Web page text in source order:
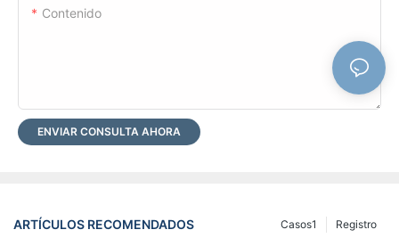
Contenido
ENVIAR CONSULTA AHORA
ARTÍCULOS RECOMENDADOS Registro
Casos1